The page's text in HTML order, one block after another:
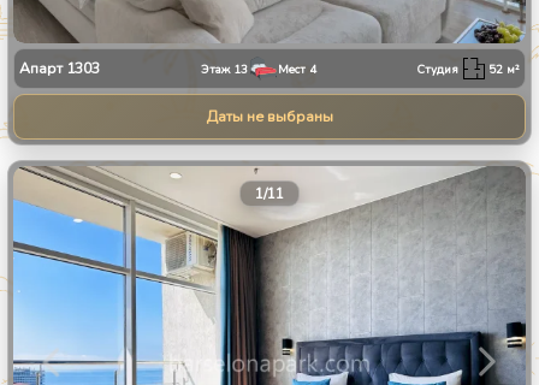
Апарт 1303 Этаж 13 Мест 4 Студия 52 м²
Даты не выбраны
1/11